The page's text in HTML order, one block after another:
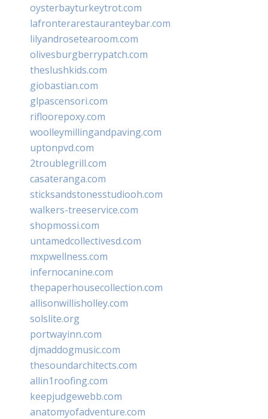
oysterbayturkeytrot.com
lafronterarestauranteybar.com
lilyandrosetearoom.com
olivesburgberrypatch.com
theslushkids.com
giobastian.com
glpascensori.com
rifloorepoxy.com
woolleymillingandpaving.com
uptonpvd.com
2troublegrill.com
casateranga.com
sticksandstonesstudiooh.com
walkers-treeservice.com
shopmossi.com
untamedcollectivesd.com
mxpwellness.com
infernocanine.com
thepaperhousecollection.com
allisonwillisholley.com
solslite.org
portwayinn.com
djmaddogmusic.com
thesoundarchitects.com
allin1roofing.com
keepjudgewebb.com
anatomyofadventure.com